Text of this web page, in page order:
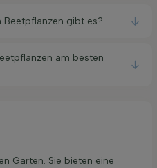
gibt es?
am besten
Garten. Sie bieten eine